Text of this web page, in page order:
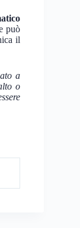
può
il
a
o